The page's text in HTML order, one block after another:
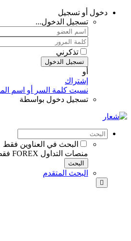
دخول أو تسجيل
تسجيل الدخول...
تذكرني
تسجيل الدخول
أو
إشتراك
نسيت كلمة السر أو اسم
تسجيل دخول بواسطة
البحث في العناوين فقط
منصات التداول FOREX فقط
البحث
البحث المتقدم